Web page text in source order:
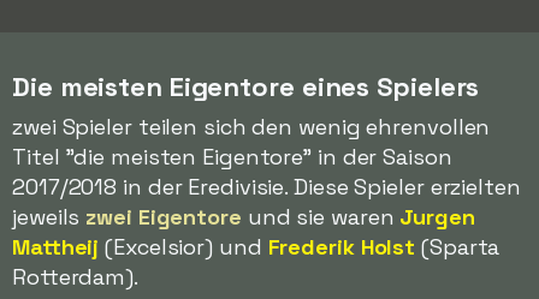
Die meisten Eigentore eines Spielers
zwei Spieler teilen sich den wenig ehrenvollen
Titel "die meisten Eigentore" in der Saison
2017/2018 in der Eredivisie. Diese Spieler erzielten
jeweils zwei Eigentore und sie waren Jurgen
Mattheij (Excelsior) und Frederik Holst (Sparta
Rotterdam).